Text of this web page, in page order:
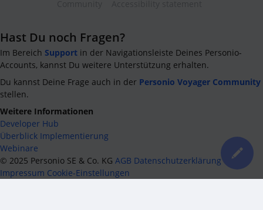
Hast Du noch Fragen?
Im Bereich Support in der Navigationsleiste Deines Personio-
Accounts, kannst Du weitere Unterstützung erhalten.
Du kannst Deine Frage auch in der Personio Voyager Community
stellen.
Weitere Informationen
Developer Hub
Überblick Implementierung
Webinare
© 2025 Personio SE & Co. KG AGB Datenschutzerklärung
Impressum Cookie-Einstellungen